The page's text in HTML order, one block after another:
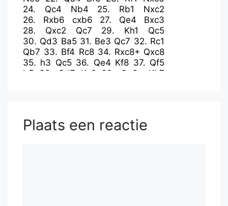
24. Qc4 Nb4 25. Rb1
Nxc2
26. Rxb6 cxb6 27. Qe4
Bxc3
28. Qxc2 Qc7 29. Kh1
Qc5
30. Qd3 Ba5 31. Be3 Qc7 32. Rc1
Qb7 33. Bf4 Rc8 34. Rxc8+ Qxc8
35. h3 Qc5 36. Qe4 Kf8 37. Qf5
b5
38. Qd7 Kg8 39. Qe8+
Kh7
Plaats een reactie